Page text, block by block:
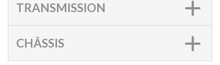
TRANSMISSION
CHÂSSIS